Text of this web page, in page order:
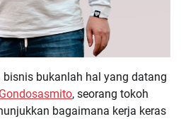
bisnis bukanlah hal yang datang
, seorang tokoh
bagaimana kerja keras